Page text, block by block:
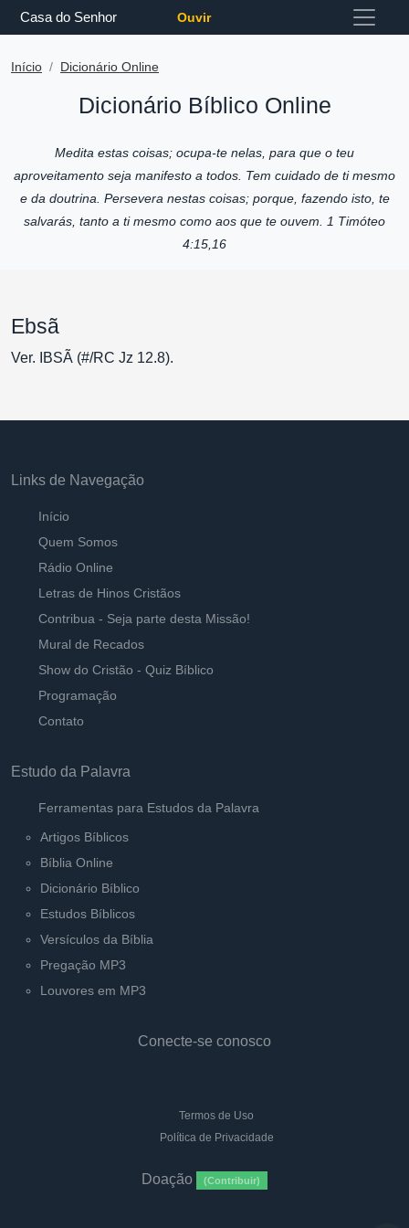
Casa do Senhor Ouvir
Início Dicionário Online
Dicionário Bíblico Online
Medita estas coisas; ocupa-te nelas, para que o teu
aproveitamento seja manifesto a todos. Tem cuidado de ti mesmo
e da doutrina. Persevera nestas coisas; porque, fazendo isto, te
salvarás, tanto a ti mesmo como aos que te ouvem. 1 Timóteo
4:15,16
Ebsã
Ver. IBSÃ (#/RC Jz 12.8).
Links de Navegação
Início
Quem Somos
Rádio Online
Letras de Hinos Cristãos
Contribua - Seja parte desta Missão!
Mural de Recados
Show do Cristão - Quiz Bíblico
Programação
Contato
Estudo da Palavra
Ferramentas para Estudos da Palavra
Artigos Bíblicos
Bíblia Online
Dicionário Bíblico
Estudos Bíblicos
Versículos da Bíblia
Pregação MP3
Louvores em MP3
Conecte-se conosco
Termos de Uso
Política de Privacidade
Doação (Contribuir)